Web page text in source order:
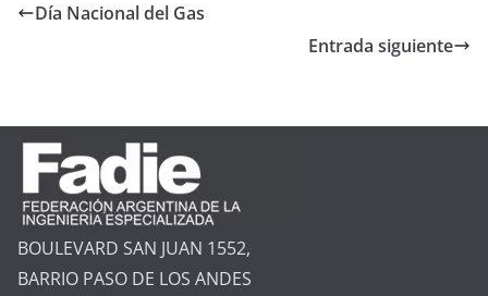
Día Nacional del Gas
Entrada siguiente
BOULEVARD SAN JUAN 1552,
BARRIO PASO DE LOS ANDES